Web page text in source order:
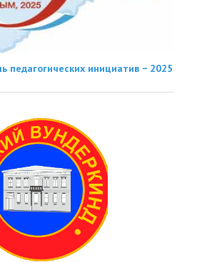
педагогических инициатив − 2025